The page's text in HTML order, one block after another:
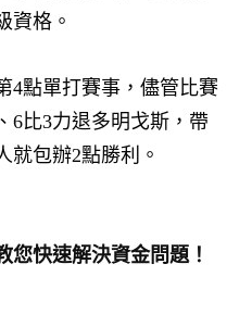
資格。
4點單打賽事，儘管比賽
6比3力退多明戈斯，帶
就包辦2點勝利。
您快速解決資金問題！